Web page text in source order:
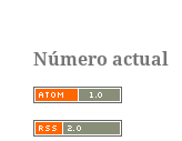
Número actual